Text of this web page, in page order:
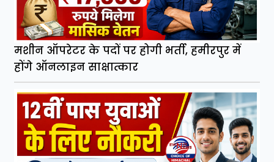
मशीन ऑपरेटर के पदों पर होगी भर्ती, हमीरपुर में
होंगे ऑनलाइन साक्षात्कार